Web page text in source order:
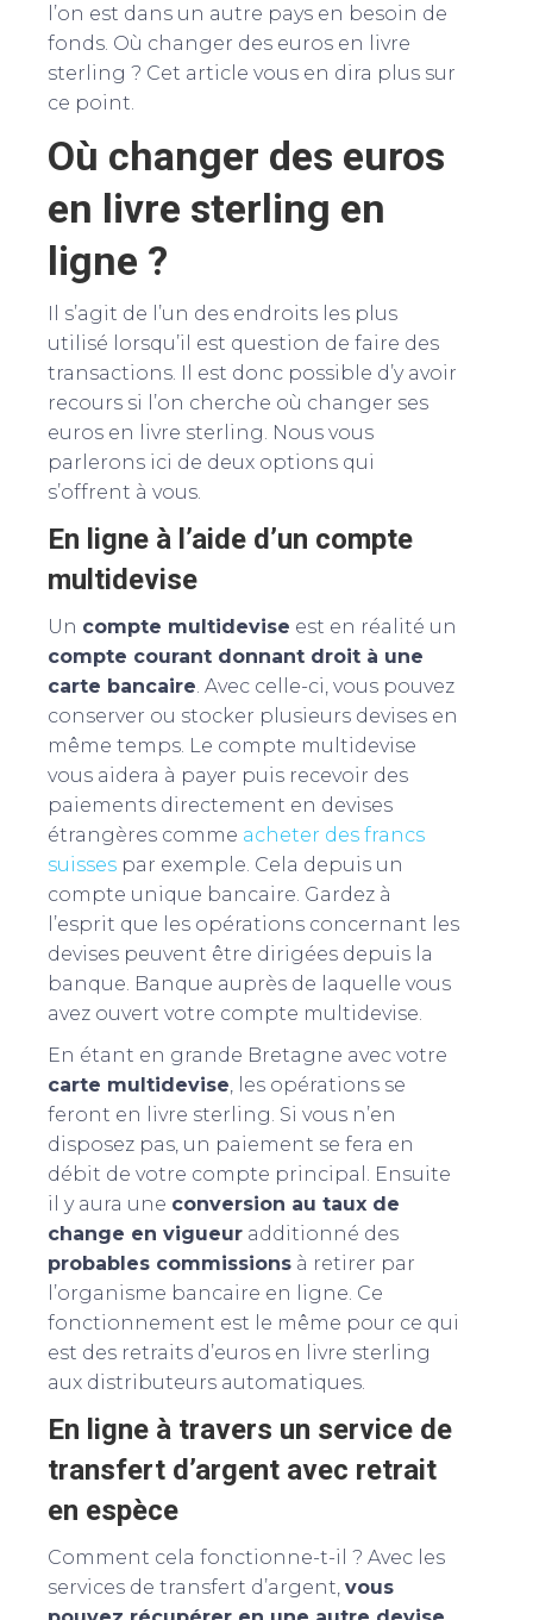
l’on est dans un autre pays en besoin de
fonds. Où changer des euros en livre
sterling ? Cet article vous en dira plus sur
ce point.
Où changer des euros
en livre sterling en
ligne ?
Il s’agit de l’un des endroits les plus
utilisé lorsqu’il est question de faire des
transactions. Il est donc possible d’y avoir
recours si l’on cherche où changer ses
euros en livre sterling. Nous vous
parlerons ici de deux options qui
s’offrent à vous.
En ligne à l’aide d’un compte
multidevise
Un compte multidevise est en réalité un
compte courant donnant droit à une
carte bancaire. Avec celle-ci, vous pouvez
conserver ou stocker plusieurs devises en
même temps. Le compte multidevise
vous aidera à payer puis recevoir des
paiements directement en devises
étrangères comme acheter des francs
suisses par exemple. Cela depuis un
compte unique bancaire. Gardez à
l’esprit que les opérations concernant les
devises peuvent être dirigées depuis la
banque. Banque auprès de laquelle vous
avez ouvert votre compte multidevise.
En étant en grande Bretagne avec votre
carte multidevise, les opérations se
feront en livre sterling. Si vous n’en
disposez pas, un paiement se fera en
débit de votre compte principal. Ensuite
il y aura une conversion au taux de
change en vigueur additionné des
probables commissions à retirer par
l’organisme bancaire en ligne. Ce
fonctionnement est le même pour ce qui
est des retraits d’euros en livre sterling
aux distributeurs automatiques.
En ligne à travers un service de
transfert d’argent avec retrait
en espèce
Comment cela fonctionne-t-il ? Avec les
services de transfert d’argent, vous